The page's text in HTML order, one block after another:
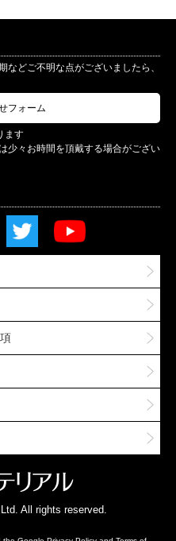
どご不明な点がございましたら、
フォーム
ます
少々お時間を頂戴する場合がござい
All rights reserved.